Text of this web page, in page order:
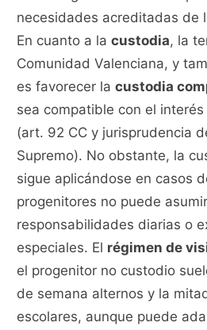
necesidades acreditadas de
En cuanto a lacustodia, la
Comunidad Valenciana, y
es favorecer lacustodia
sea compatible con el
(art. 92 CC y jurisprudencia
Supremo). No obstante, la
sigue aplicándose en casos
progenitores no puede
responsabilidades diarias o
especiales. El régimen de
el progenitor no custodio
de semana alternos y la
escolares, aunque puede